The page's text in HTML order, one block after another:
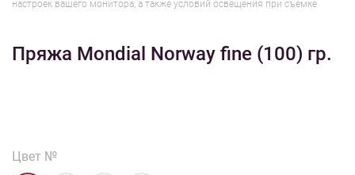
настроек вашего монитора, а также условий освещения при съемке
Пряжа Mondial Norway fine (100) гр.
Цвет №